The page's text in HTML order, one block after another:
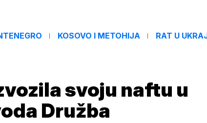
KOSOVO I METOHIJA RAT U
svoju naftu u
Družba